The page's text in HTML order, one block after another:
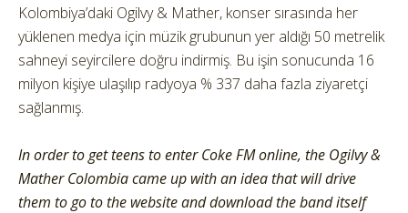
Kolombiya’daki Ogilvy & Mather, konser sırasında her
yüklenen medya için müzik grubunun yer aldığı 50 metrelik
sahneyi seyircilere doğru indirmiş. Bu işin sonucunda 16
milyon kişiye ulaşılıp radyoya % 337 daha fazla ziyaretçi
sağlanmış.
In order to get teens to enter Coke FM online, the Ogilvy &
Mather Colombia came up with an idea that will drive
them to go to the website and download the band itself